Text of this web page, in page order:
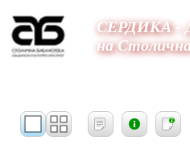
СЕРДИКА -
на